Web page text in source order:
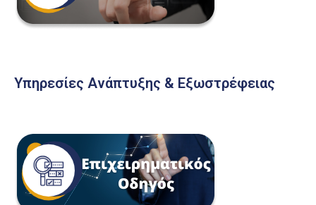
Υπηρεσίες Ανάπτυξης & Εξωστρέφειας